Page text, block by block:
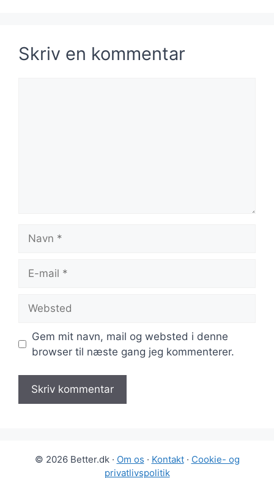
Skriv en kommentar
mail
Gem mit navn, mail og websted i denne
browser til næste gang jeg kommenterer.
© 2026 Better.dk · Om os · Kontakt· Cookie- og
privatlivspolitik